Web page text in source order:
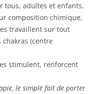
tous, adultes et enfants.
composition chimique,
travaillent sur tout
(centre
stimulent, renforcent
le simple fait de porter